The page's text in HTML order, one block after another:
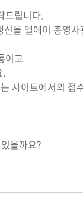
드립니다.
신을 엘에이 총영
이고
.
사이트에서의
을까요?